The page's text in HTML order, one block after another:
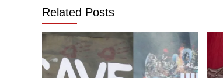
Related Posts